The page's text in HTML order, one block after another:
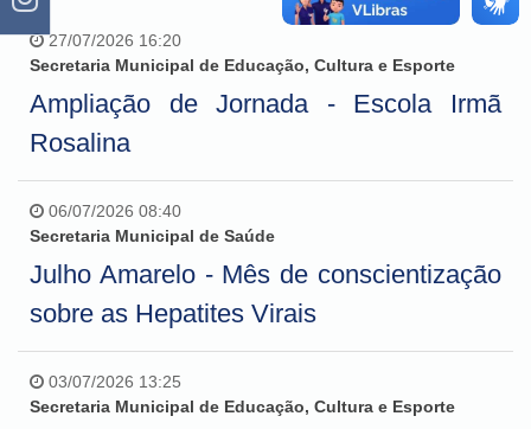
27/07/2026 16:20
Secretaria Municipal de Educação, Cultura e Esporte
Ampliação de Jornada - Escola Irmã
Rosalina
06/07/2026 08:40
Secretaria Municipal de Saúde
Julho Amarelo - Mês de conscientização
sobre as Hepatites Virais
03/07/2026 13:25
Secretaria Municipal de Educação, Cultura e Esporte